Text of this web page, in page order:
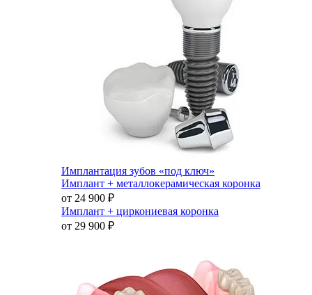
Имплантация зубов «под ключ»
Имплант + металлокерамическая коронка
от 24 900 ₽
Имплант + циркониевая коронка
от 29 900 ₽